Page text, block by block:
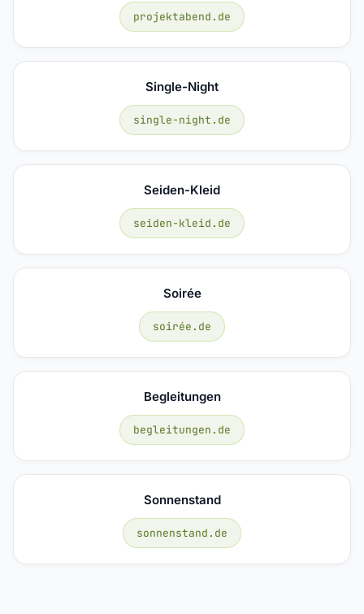
projektabend.de
Single-Night
single-night.de
Seiden-Kleid
seiden-kleid.de
Soirée
soirée.de
Begleitungen
begleitungen.de
Sonnenstand
sonnenstand.de